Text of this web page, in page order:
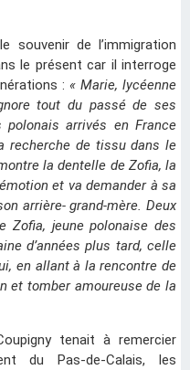
souvenir de l’immigration
le présent car il interroge
:« Marie, lycéenne
tout du passé de ses
polonais arrivés en France
recherche de tissu dans le
la dentelle de Zofia, la
et va demander à sa
arrière- grand-mère. Deux
jeune polonaise des
d’années plus tard, celle
en allant à la rencontre de
et tomber amoureuse de la
tenait à remercier
du Pas-de-Calais, les